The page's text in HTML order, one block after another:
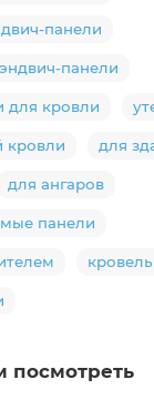
панели
панели
для кровли
кровли для
для ангаров
панели
посмотреть